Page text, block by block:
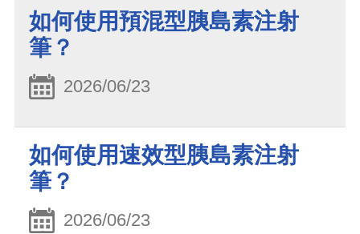
如何使用預混型胰島素注射
筆？
2026/06/23
如何使用速效型胰島素注射
筆？
2026/06/23